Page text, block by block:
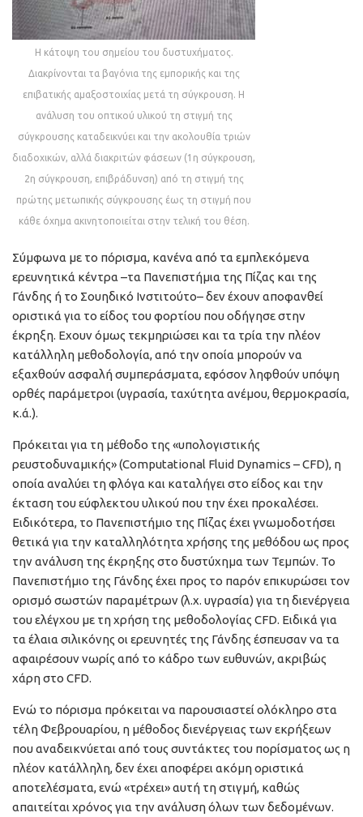
Η κάτοψη του σημείου του δυστυχήματος.
Διακρίνονται τα βαγόνια της εμπορικής και της
επιβατικής αμαξοστοιχίας μετά τη σύγκρουση. Η
ανάλυση του οπτικού υλικού τη στιγμή της
σύγκρουσης καταδεικνύει και την ακολουθία τριών
διαδοχικών, αλλά διακριτών φάσεων (1η σύγκρουση,
2η σύγκρουση, επιβράδυνση) από τη στιγμή της
πρώτης μετωπικής σύγκρουσης έως τη στιγμή που
κάθε όχημα ακινητοποιείται στην τελική του θέση.
Σύμφωνα με το πόρισμα, κανένα από τα εμπλεκόμενα
ερευνητικά κέντρα –τα Πανεπιστήμια της Πίζας και της
Γάνδης ή το Σουηδικό Ινστιτούτο– δεν έχουν αποφανθεί
οριστικά για το είδος του φορτίου που οδήγησε στην
έκρηξη. Εχουν όμως τεκμηριώσει και τα τρία την πλέον
κατάλληλη μεθοδολογία, από την οποία μπορούν να
εξαχθούν ασφαλή συμπεράσματα, εφόσον ληφθούν υπόψη
ορθές παράμετροι (υγρασία, ταχύτητα ανέμου, θερμοκρασία,
κ.ά.).
Πρόκειται για τη μέθοδο της «υπολογιστικής
ρευστοδυναμικής» (Computational Fluid Dynamics – CFD), η
οποία αναλύει τη φλόγα και καταλήγει στο είδος και την
έκταση του εύφλεκτου υλικού που την έχει προκαλέσει.
Ειδικότερα, το Πανεπιστήμιο της Πίζας έχει γνωμοδοτήσει
θετικά για την καταλληλότητα χρήσης της μεθόδου ως προς
την ανάλυση της έκρηξης στο δυστύχημα των Τεμπών. Το
Πανεπιστήμιο της Γάνδης έχει προς το παρόν επικυρώσει τον
ορισμό σωστών παραμέτρων (λ.χ. υγρασία) για τη διενέργεια
του ελέγχου με τη χρήση της μεθοδολογίας CFD. Ειδικά για
τα έλαια σιλικόνης οι ερευνητές της Γάνδης έσπευσαν να τα
αφαιρέσουν νωρίς από το κάδρο των ευθυνών, ακριβώς
χάρη στο CFD.
Ενώ το πόρισμα πρόκειται να παρουσιαστεί ολόκληρο στα
τέλη Φεβρουαρίου, η μέθοδος διενέργειας των εκρήξεων
που αναδεικνύεται από τους συντάκτες του πορίσματος ως η
πλέον κατάλληλη, δεν έχει αποφέρει ακόμη οριστικά
αποτελέσματα, ενώ «τρέχει» αυτή τη στιγμή, καθώς
απαιτείται χρόνος για την ανάλυση όλων των δεδομένων.